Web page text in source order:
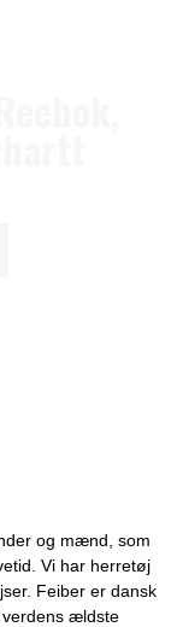
og mænd, som
Vi har herretøj
Feiber er dansk
verdens ældste